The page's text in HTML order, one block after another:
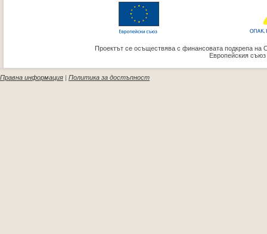
Проектът се осъществява с финансовата подкрепа на
Европейския
Правна информация | Политика за достъпност